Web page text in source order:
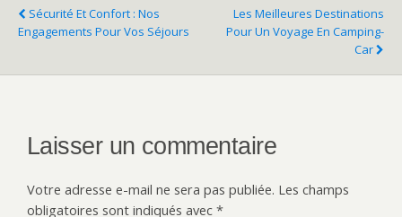
Sécurité Et Confort : Nos
Engagements Pour Vos Séjours
Les Meilleures Destinations
Pour Un Voyage En Camping-
Car
Laisser un commentaire
Votre adresse e-mail ne sera pas publiée. Les champs
obligatoires sont indiqués avec *